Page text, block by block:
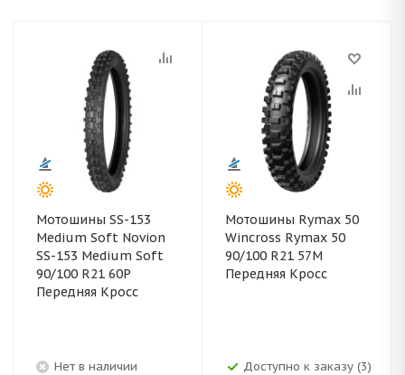
Мотошины SS-153
Medium Soft Novion
SS-153 Medium Soft
90/100 R21 60P
Передняя Кросс
Нет в наличии
Мотошины Rymax 50
Wincross Rymax 50
90/100 R21 57M
Передняя Кросс
Доступно к заказу (3)